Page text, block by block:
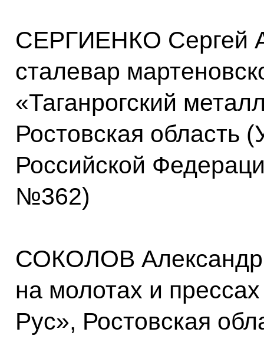
СЕРГИЕНКО Сергей
сталевар
«Таганрогский
Ростовская область
Российской
№362)
СОКОЛОВ Александр
на молотах и
Рус», Ростовская